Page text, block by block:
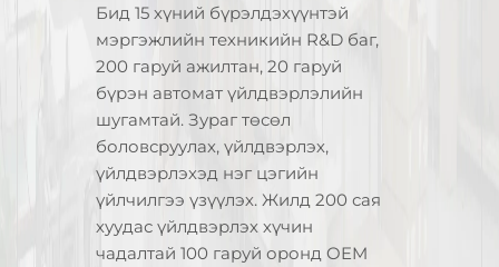
Бид 15 хүний бүрэлдэхүүнтэй
мэргэжлийн техникийн R&D баг,
200 гаруй ажилтан, 20 гаруй
бүрэн автомат үйлдвэрлэлийн
шугамтай. Зураг төсөл
боловсруулах, үйлдвэрлэх,
үйлдвэрлэхэд нэг цэгийн
үйлчилгээ үзүүлэх. Жилд 200 сая
хуудас үйлдвэрлэх хүчин
чадалтай 100 гаруй оронд OEM